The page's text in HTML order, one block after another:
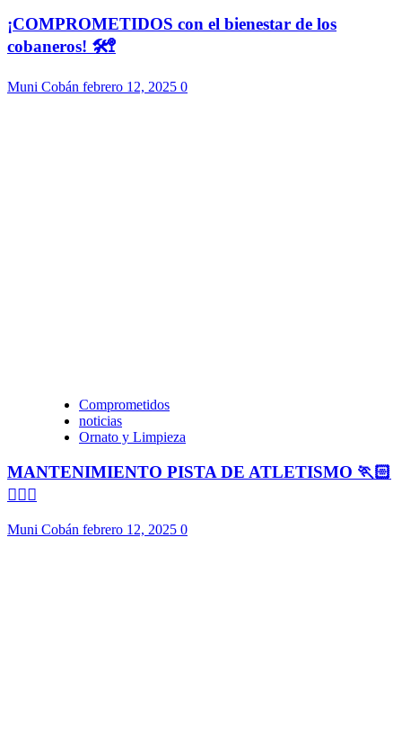
¡COMPROMETIDOS con el bienestar de los
cobaneros! 🛠️🚏
Muni Cobán febrero 12, 2025 0
Comprometidos
noticias
Ornato y Limpieza
MANTENIMIENTO PISTA DE ATLETISMO 🏃🏻
🏃🏻‍♀️
Muni Cobán febrero 12, 2025 0